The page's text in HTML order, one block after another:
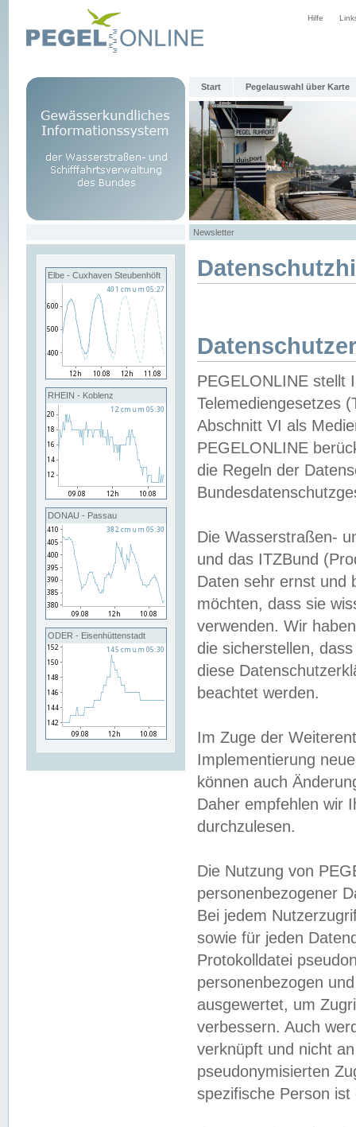
Hilfe
Start Pegelauswahl über Karte
Newsletter
Elbe - Cuxhaven Steubenhöft
RHEIN - Koblenz
DONAU - Passau
ODER - Eisenhüttenstadt
PEGELONLINE stellt
Telemediengesetzes
Abschnitt VI als
PEGELONLINE
die Regeln der
Die Wasserstraßen-
und das ITZBund
Daten sehr ernst und
möchten, dass sie
verwenden. Wir
die sicherstellen,
diese
beachtet werden.
Im Zuge der
Implementierung
können auch
Daher empfehlen wir
durchzulesen.
Die Nutzung von
personenbezogener
Bei jedem
sowie für jeden
Protokolldatei
personenbezogen
ausgewertet, um
verbessern. Auch
verknüpft und nicht
pseudonymisierten
spezifische Person